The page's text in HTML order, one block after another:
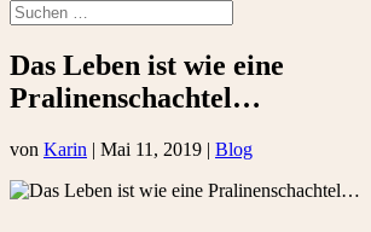
Das Leben ist wie eine
Pralinenschachtel…
von Karin | Mai 11, 2019 | Blog